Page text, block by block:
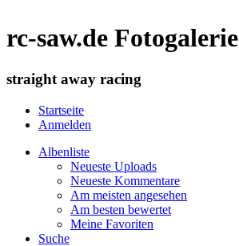
rc-saw.de Fotogalerie
straight away racing
Startseite
Anmelden
Albenliste
Neueste Uploads
Neueste Kommentare
Am meisten angesehen
Am besten bewertet
Meine Favoriten
Suche